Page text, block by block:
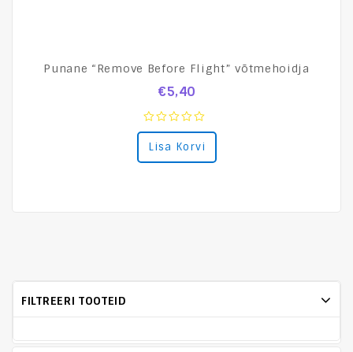
Punane “Remove Before Flight” võtmehoidja
€5,40
0
out
of
Lisa Korvi
FILTREERI TOOTEID